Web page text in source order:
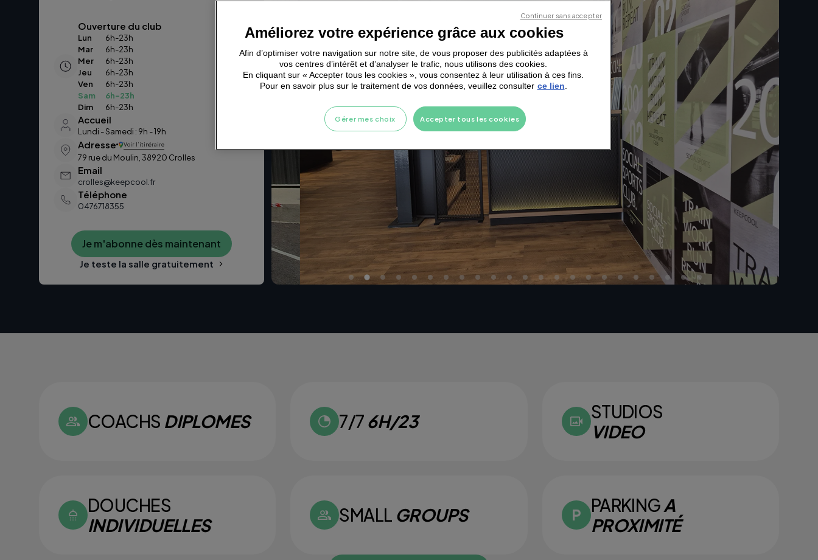
Ouverture du club
Lun
6h-23h
Mar
6h-23h
Mer
6h-23h
Jeu
6h-23h
Ven
6h-23h
Sam
6h-23h
Dim
6h-23h
Accueil
Lundi - Samedi : 9h - 19h
Adresse Voir l’itinéraire
79 rue du Moulin, 38920 Crolles
Email
crolles@keepcool.fr
Téléphone
0476718355
Je m'abonne dès maintenant
Je teste la salle gratuitement
COACHS DIPLOMES 7/7 6H/23
STUDIOS
VIDEO
DOUCHES
INDIVIDUELLES
SMALL GROUPS PARKINGA
PROXIMITÉ
Améliorez votre expérience grâce aux cookies
Afin d’optimiser votre navigation sur notre site, de vous proposer des publicités adaptées à
vos centres d’intérêt et d’analyser le trafic, nous utilisons des cookies.
En cliquant sur « Accepter tous les cookies », vous consentez à leur utilisation à ces fins.
Pour en savoir plus sur le traitement de vos données, veuillez consulter ce lien
Accepter tous les cookies
Gérer mes choix
Continuer sans accepter